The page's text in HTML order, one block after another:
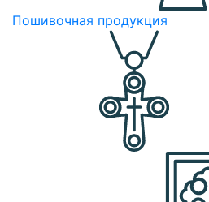
Пошивочная продукция